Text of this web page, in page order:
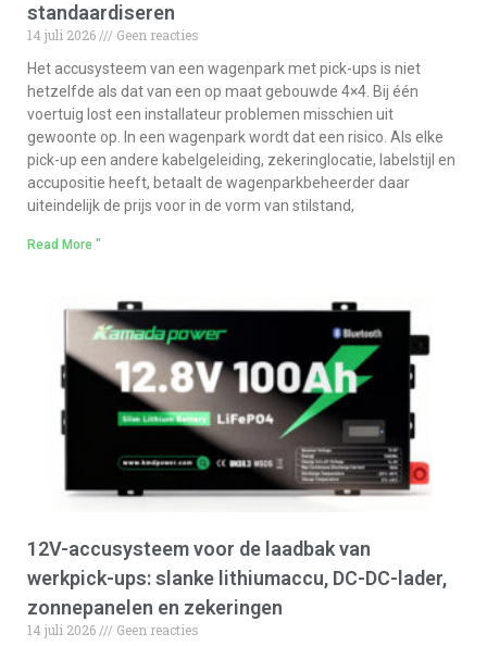
standaardiseren
14 juli 2026
Geen reacties
Het accusysteem van een wagenpark met pick-ups is niet
hetzelfde als dat van een op maat gebouwde 4×4. Bij één
voertuig lost een installateur problemen misschien uit
gewoonte op. In een wagenpark wordt dat een risico. Als elke
pick-up een andere kabelgeleiding, zekeringlocatie, labelstijl en
accupositie heeft, betaalt de wagenparkbeheerder daar
uiteindelijk de prijs voor in de vorm van stilstand,
Read More "
12V-accusysteem voor de laadbak van
werkpick-ups: slanke lithiumaccu, DC-DC-lader,
zonnepanelen en zekeringen
14 juli 2026
Geen reacties